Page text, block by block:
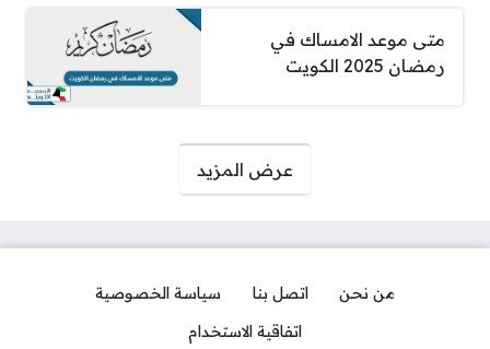
متى موعد الامساك في
رمضان 2025 الكويت
عرض المزيد
من نحن اتصل بنا
سياسة الخصوصية
اتفاقية الاستخدام